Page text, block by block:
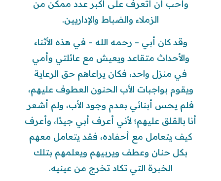
وأحب أن أتعرف على أكبر عدد ممكن من
الزملاء والضباط والإداريين.
وقد كان أبي – رحمه الله – في هذه الأثناء
والأحداث متقاعد ويعيش مع عائلتي وأمي
في منزل واحد، فكان يراعاهم حق الرعاية
ويقوم بواجبات الأب الحنون العطوف عليهم،
فلم يحس أبنائي بعدم وجود الأب، ولم أشعر
أنا بالقلق عليهم؛ لأني أعرف أبي جيدًا، وأعرف
كيف يتعامل مع أحفاده، فقد يتعامل معهم
بكل حنان وعطف ويربيهم ويعلمهم بتلك
الخبرة التي تكاد تخرج من عينيه.